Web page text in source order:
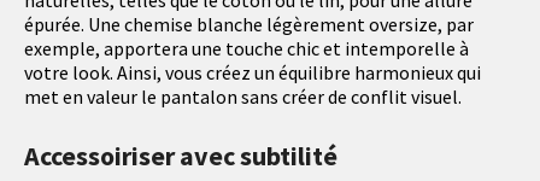
épurée. Une chemise blanche légèrement oversize, par
exemple, apportera une touche chic et intemporelle à
votre look. Ainsi, vous créez un équilibre harmonieux qui
met en valeur le pantalon sans créer de conflit visuel.
Accessoiriser avec subtilité